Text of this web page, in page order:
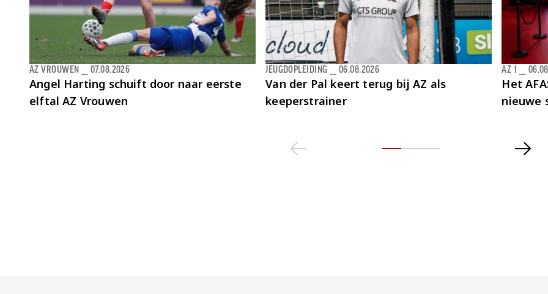
Angel Harting schuift door naar eerste
elftal AZ Vrouwen
AZ VROUWEN 07.08.2026
Van der Pal keert terug bij AZ als
keeperstrainer
JEUGDOPLEIDING 06.08.2026
Het
nieuwe
AZ 1